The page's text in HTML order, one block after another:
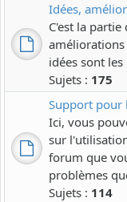
Idées,
C'est la
idées sont
Sujets : 175
Support pour
Ici, vous
sur
forum que
problèmes
Sujets : 114